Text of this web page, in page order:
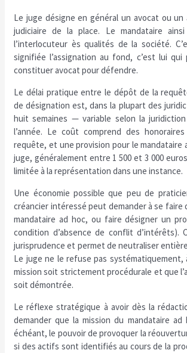
Le juge désigne en général un avocat ou un
judiciaire de la place. Le mandataire
l’interlocuteur ès qualités de la société.
signifiée l’assignation au fond, c’est lui qui
constituer avocat pour défendre.
Le délai pratique entre le dépôt de la
de désignation est, dans la plupart des
huit semaines — variable selon la
l’année. Le coût comprend des
requête, et une provision pour le mandataire
juge, généralement entre 1 500 et 3 000
limitée à la représentation dans une instance.
Une économie possible que peu de
créancier intéressé peut demander à se faire
mandataire ad hoc, ou faire désigner un
condition d’absence de conflit d’intérêts).
jurisprudence et permet de neutraliser
Le juge ne le refuse pas systématiquement,
mission soit strictement procédurale et que
soit démontrée.
Le réflexe stratégique à avoir dès la
demander que la mission du mandataire ad
échéant, le pouvoir de provoquer la
si des actifs sont identifiés au cours de la